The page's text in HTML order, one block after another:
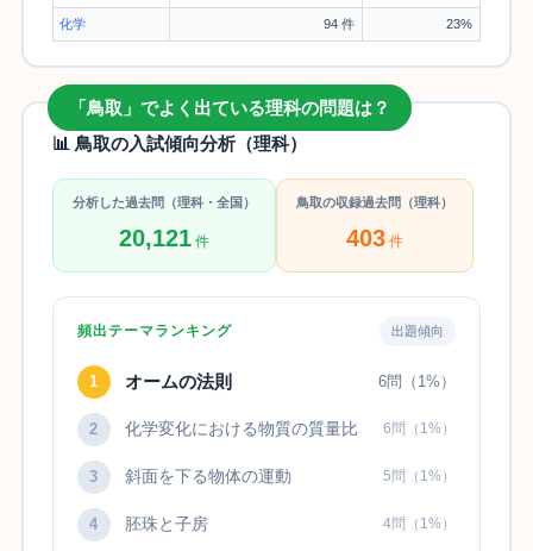
化学 94 件 23%
「鳥取」でよく出ている理科の問題は？
📊 鳥取の入試傾向分析（理科）
分析した過去問（理科・全国）
20,121件
鳥取の収録過去問（理科）
403件
頻出テーマランキング 出題傾向
1 オームの法則 6問（1%）
2 化学変化における物質の質量比 6問（1%）
3 斜面を下る物体の運動 5問（1%）
4 胚珠と子房 4問（1%）